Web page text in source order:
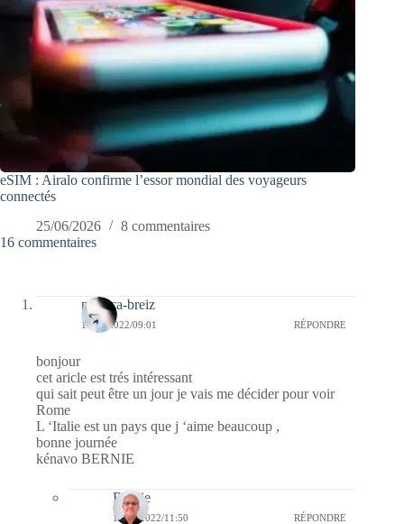
eSIM : Airalo confirme l’essor mondial des voyageurs
connectés
25/06/2026
8 commentaires
16 commentaires
monica-breiz
12/04/2022/09:01 RÉPONDRE
bonjour
cet aricle est trés intéressant
qui sait peut être un jour je vais me décider pour voir
Rome
L ‘Italie est un pays que j ‘aime beaucoup ,
bonne journée
kénavo BERNIE
Bernie
12/04/2022/11:50 RÉPONDRE